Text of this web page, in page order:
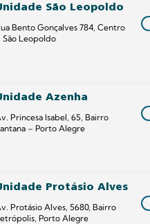
São Leopoldo
Bento Gonçalves 784, Centro
São Leopoldo
Azenha
Princesa Isabel, 65, Bairro
– Porto Alegre
Protásio Alves
Protásio Alves, 5680, Bairro
Porto Alegre